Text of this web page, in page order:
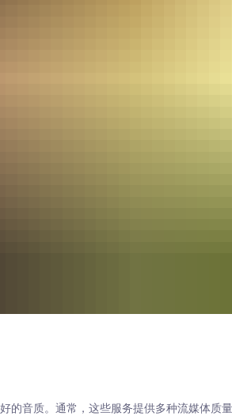
的音质。通常，这些服务提供多种流媒体质